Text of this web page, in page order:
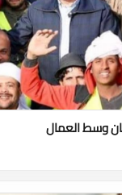
وسط العمال